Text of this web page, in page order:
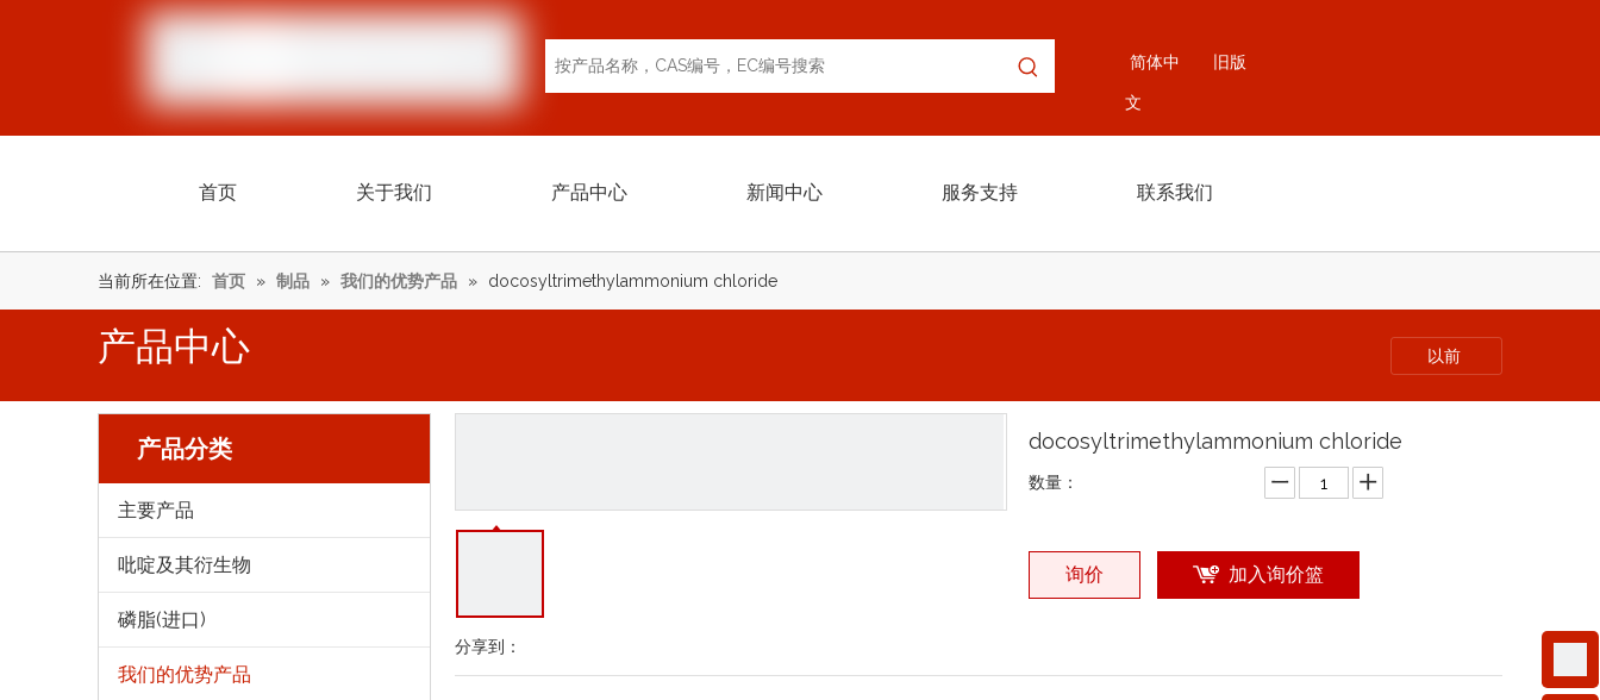
简体中
文
旧版
首页 关于我们 产品中心 新闻中心 服务支持 联系我们
当前所在位置: 首页 » 制品 » 我们的优势产品 » docosyltrimethylammonium chloride
产品中心 以前
产品分类
主要产品
吡啶及其衍生物
磷脂(进口)
我们的优势产品
分享到：
docosyltrimethylammonium chloride
数量：
询价 加入询价篮